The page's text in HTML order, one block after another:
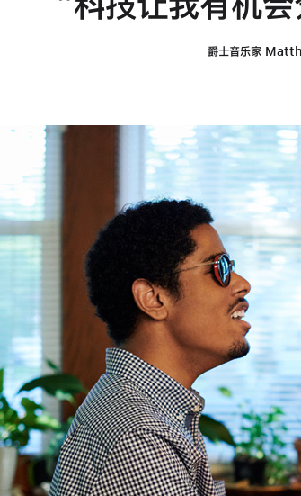
爵士音乐家